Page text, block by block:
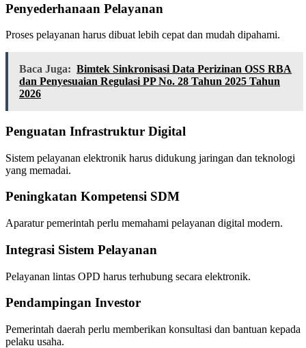
Penyederhanaan Pelayanan
Proses pelayanan harus dibuat lebih cepat dan mudah dipahami.
Baca Juga: Bimtek Sinkronisasi Data Perizinan OSS RBA
dan Penyesuaian Regulasi PP No. 28 Tahun 2025 Tahun
2026
Penguatan Infrastruktur Digital
Sistem pelayanan elektronik harus didukung jaringan dan teknologi
yang memadai.
Peningkatan Kompetensi SDM
Aparatur pemerintah perlu memahami pelayanan digital modern.
Integrasi Sistem Pelayanan
Pelayanan lintas OPD harus terhubung secara elektronik.
Pendampingan Investor
Pemerintah daerah perlu memberikan konsultasi dan bantuan kepada
pelaku usaha.